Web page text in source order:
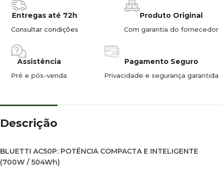
Versatilidade de Saídas:
Inclui 1 tomada CA, 2 portas USB-C
Autonomia Expansível:
Compatível com baterias externas
(como a B80P) para aumentar a capacidade total.
ESPECIFICAÇÕES TÉCNICAS:
Potência: 700W (Pico 1000W)
Controlo:App BLUETTI via Bluetooth
Entregas até 72h
Consultar condições
Produto Original
Com garantia do fornecedor
Assistência
Pré e pós-venda
Pagamento Seguro
Privacidade e segurança garantida
Descrição
BLUETTI AC50P: POTÊNCIA COMPACTA E INTELIGENTE
(700W / 504Wh)